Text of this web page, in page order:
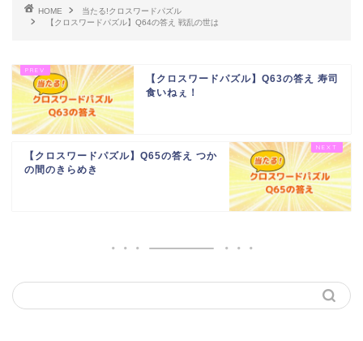
HOME
当たる!クロスワードパズル
【クロスワードパズル】Q64の答え 戦乱の世は
【クロスワードパズル】Q63の答え 寿司
食いねぇ！
【クロスワードパズル】Q65の答え つか
の間のきらめき